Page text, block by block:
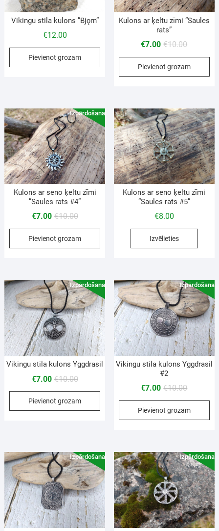
Vikingu stila kulons ”Bjǫrn”
€12.00
Pievienot grozam
Kulons ar ķeltu zīmi “Saules
rats”
€10.00
€7.00
Pievienot grozam
Izpārdošana!
Kulons ar seno ķeltu zīmi
”Saules rats #4”
€10.00
€7.00
Pievienot grozam
Kulons ar seno ķeltu zīmi
“Saules rats #5”
€8.00
Izvēlieties
Izpārdošana!
Vikingu stila kulons Yggdrasil
€10.00
€7.00
Pievienot grozam
Izpārdošana!
Vikingu stila kulons Yggdrasil
#2
€10.00
€7.00
Pievienot grozam
Izpārdošana! Izpārdošana!